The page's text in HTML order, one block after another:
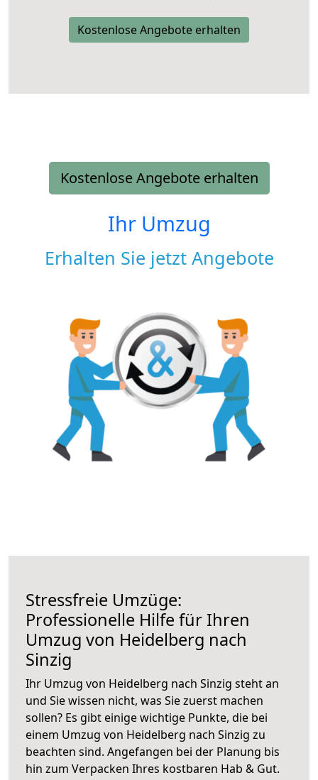
Kostenlose Angebote erhalten
Kostenlose Angebote erhalten
Ihr Umzug
Erhalten Sie jetzt Angebote
Stressfreie Umzüge:
Professionelle Hilfe für Ihren
Umzug von Heidelberg nach
Sinzig
Ihr Umzug von Heidelberg nach Sinzig steht an
und Sie wissen nicht, was Sie zuerst machen
sollen? Es gibt einige wichtige Punkte, die bei
einem Umzug von Heidelberg nach Sinzig zu
beachten sind. Angefangen bei der Planung bis
hin zum Verpacken Ihres kostbaren Hab & Gut.